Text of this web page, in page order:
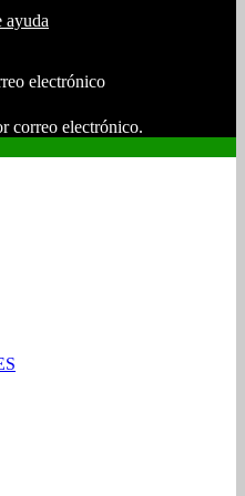
ayuda
electrónico
correo electrónico.